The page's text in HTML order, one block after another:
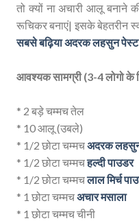
तो क्यों ना अचारी आलू बनाने
रूचिकर बनाएं| इसके बेहतरीन
सबसे बढ़िया अदरक लहसुन पेस्ट
आवश्यक सामग्री (3-4 लोगो के
* 2 बड़े चम्मच तेल
* 10 आलू (उबले)
* 1/2 छोटा चम्मचअदरक
* 1/2 छोटा चम्मचहल्दी पाउडर
* 1/2 छोटा चम्मचलाल मिर्च
* 1 छोटा चम्मचअचार मसाला
* 1 छोटा चम्मच चीनी